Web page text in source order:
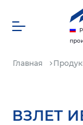
Главная
ВЗЛЕТ